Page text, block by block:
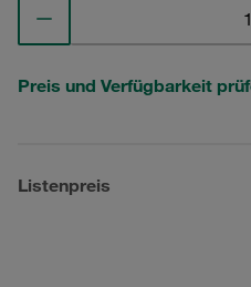
Preis und Verfügbarkeit
Listenpreis